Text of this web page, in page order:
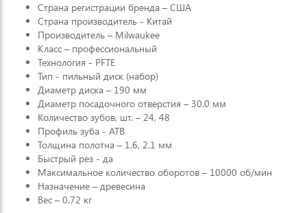
Страна регистрации бренда – США
Страна производитель - Китай
Производитель – Milwaukee
Класс – профессиональный
Технология - PFTE
Тип - пильный диск (набор)
Диаметр диска – 190 мм
Диаметр посадочного отверстия – 30.0 мм
Количество зубов, шт. – 24, 48
Профиль зуба - ATB
Толщина полотна – 1.6, 2.1 мм
Быстрый рез - да
Максимальное количество оборотов – 10000 об/мин
Назначение – древесина
Вес – 0.72 кг